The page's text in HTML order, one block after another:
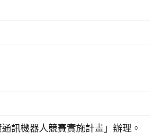
訊機器人競賽實施計畫」辦理。